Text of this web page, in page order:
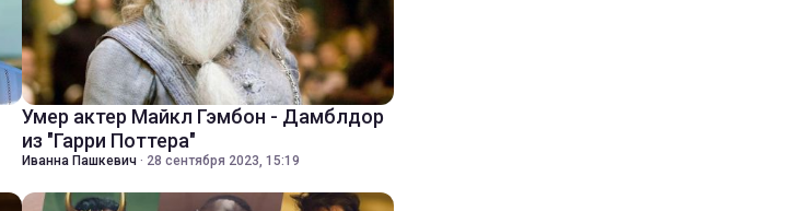
Умер актер Майкл Гэмбон - Дамблдор
из "Гарри Поттера"
Иванна Пашкевич · 28 сентября 2023, 15:19